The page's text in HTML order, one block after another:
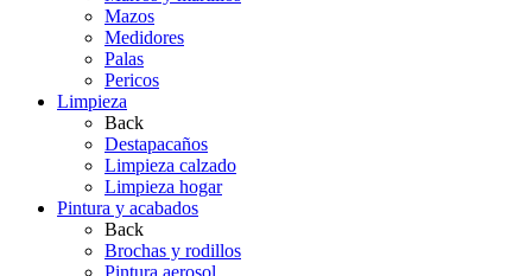
Mazos
Medidores
Palas
Pericos
Limpieza
Back
Destapacaños
Limpieza calzado
Limpieza hogar
Pintura y acabados
Back
Brochas y rodillos
Pintura aerosol